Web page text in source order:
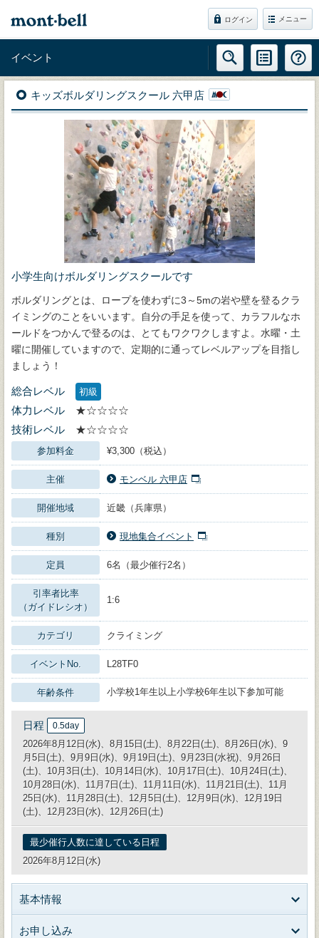
ログイン メニュー
イベント
キッズボルダリングスクール 六甲店
小学生向けボルダリングスクールです
ボルダリングとは、ロープを使わずに3～5mの岩や壁を登るクラ
イミングのことをいいます。自分の手足を使って、カラフルなホ
ールドをつかんで登るのは、とてもワクワクしますよ。水曜・土
曜に開催していますので、定期的に通ってレベルアップを目指し
ましょう！
総合レベル 初級
体力レベル
★☆☆☆☆
技術レベル
★☆☆☆☆
参加料金 ¥3,300（税込）
主催 モンベル 六甲店
開催地域 近畿（兵庫県）
種別 現地集合イベント
定員 6名（最少催行2名）
引率者比率
（ガイドレシオ）
1:6
カテゴリ クライミング
イベントNo. L28TF0
年齢条件 小学校1年生以上小学校6年生以下参加可能
日程 0.5day
2026年8月12日(水)、8月15日(土)、8月22日(土)、8月26日(水)、9
月5日(土)、9月9日(水)、9月19日(土)、9月23日(水祝)、9月26日
(土)、10月3日(土)、10月14日(水)、10月17日(土)、10月24日(土)、
10月28日(水)、11月7日(土)、11月11日(水)、11月21日(土)、11月
25日(水)、11月28日(土)、12月5日(土)、12月9日(水)、12月19日
(土)、12月23日(水)、12月26日(土)
最少催行人数に達している日程
2026年8月12日(水)
基本情報
お申し込み